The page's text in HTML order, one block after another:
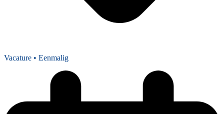
Vacature • Eenmalig